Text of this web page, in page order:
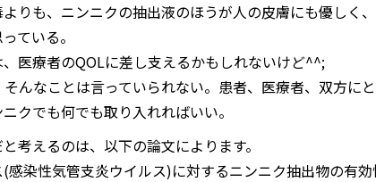
りも、ニンニクの抽出液のほうが人の皮膚にも優しく
ている。
医療者のQOLに差し支えるかもしれないけど^^;
んなことは言っていられない。患者、医療者、双方に
クでも何でも取り入れればいい。
考えるのは、以下の論文によります。
感染性気管支炎ウイルス)に対するニンニク抽出物の有効